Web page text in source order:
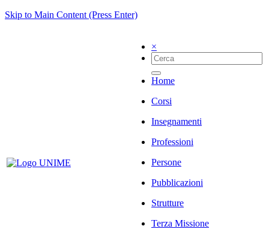
Skip to Main Content (Press Enter)
×
Home
Corsi
Insegnamenti
Professioni
Persone
Pubblicazioni
Strutture
Terza Missione